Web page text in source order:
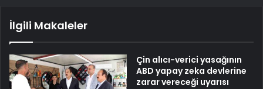
İlgili Makaleler
Çin alıcı-verici yasağının
ABD yapay zeka devlerine
zarar vereceği uyarısı